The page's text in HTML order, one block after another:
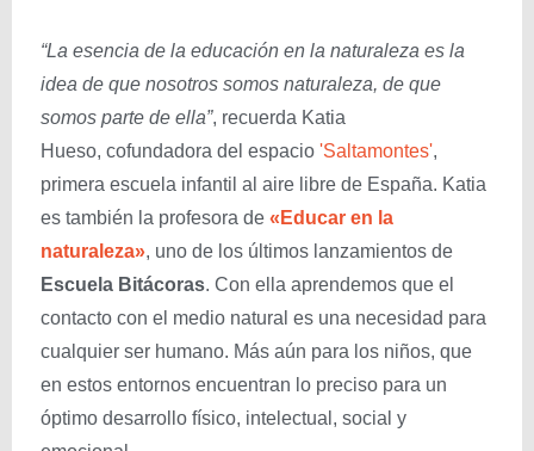
“La esencia de la educación en la naturaleza es la
idea de que nosotros somos naturaleza, de que
somos parte de ella”, recuerda Katia
Hueso, cofundadora del espacio 'Saltamontes',
primera escuela infantil al aire libre de España. Katia
es también la profesora de «Educar en la
naturaleza», uno de los últimos lanzamientos de
Escuela Bitácoras. Con ella aprendemos que el
contacto con el medio natural es una necesidad para
cualquier ser humano. Más aún para los niños, que
en estos entornos encuentran lo preciso para un
óptimo desarrollo físico, intelectual, social y